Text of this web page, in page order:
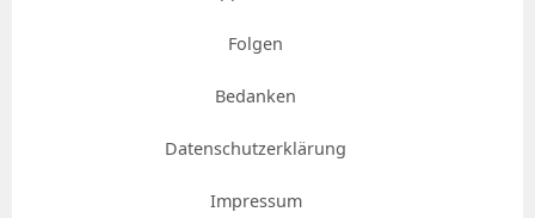
Folgen
Bedanken
Datenschutzerklärung
Impressum